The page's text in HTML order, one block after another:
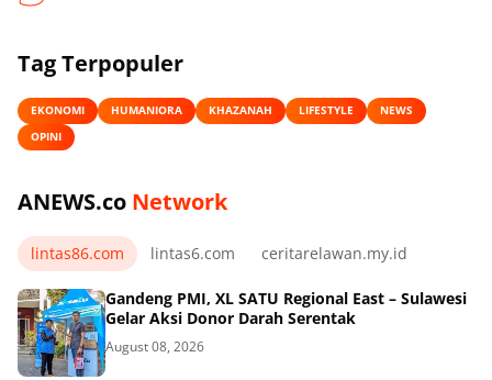
Tag Terpopuler
EKONOMI HUMANIORA KHAZANAH LIFESTYLE
NEWS
OPINI
ANEWS.co Network
lintas86.com lintas6.com ceritarelawan.my.id
Gandeng PMI, XL SATU Regional East – Sulawesi
Gelar Aksi Donor Darah Serentak
August 08, 2026